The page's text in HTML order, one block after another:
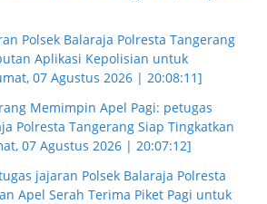
Polsek Balaraja Polresta Tangerang
Aplikasi Kepolisian untuk
07 Agustus 2026 | 20:08:11]
Memimpin Apel Pagi: petugas
Polresta Tangerang Siap Tingkatkan
07 Agustus 2026 | 20:07:12]
jajaran Polsek Balaraja Polresta
Apel Serah Terima Piket Pagi untuk